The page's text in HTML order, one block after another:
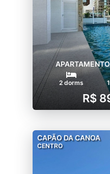
2 dorms
R$
CAPÃO DA CANOA
CENTRO